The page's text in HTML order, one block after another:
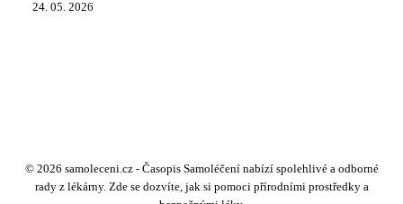
24. 05. 2026
© 2026 samoleceni.cz - Časopis Samoléčení nabízí spolehlivé a odborné
rady z lékárny. Zde se dozvíte, jak si pomoci přírodními prostředky a